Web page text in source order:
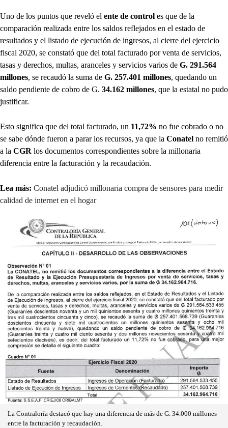
Uno de los puntos que reveló el ente de control es que de la
comparación realizada entre los saldos reflejados en el estado de
resultados y el listado de ejecución de ingresos, al cierre del ejercicio
fiscal 2020, se constató que del total facturado por venta de servicios,
tasas y derechos, multas, aranceles y servicios varios de G. 291.564
millones, se recaudó la suma de G. 257.401 millones, quedando un
saldo pendiente de cobro de G. 34.162 millones, que la estatal no pudo
justificar.
Esto significa que del total facturado, un 11,72% no fue cobrado o no
se sabe dónde fueron a parar los recursos, ya que la Conatel no remitió
a la CGR los documentos correspondientes sobre la millonaria
diferencia entre la facturación y la recaudación.
Lea más: Conatel adjudicó millonaria compra de sensores para medir
calidad de internet en el hogar
La Contraloría destacó que hay una diferencia de más de G. 34.000 millones
entre la facturación y recaudación.